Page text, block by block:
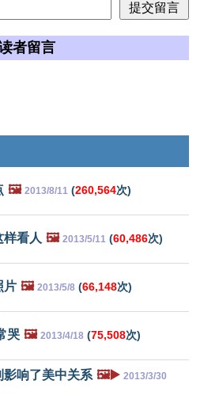
者留言
🖼️ 2013/8/11 (260,564次)
看人 🖼️ 2013/5/11 (60,486次)
片 🖼️ 2013/5/8 (66,148次)
哭 🖼️ 2013/4/18 (75,508次)
响了美中关系 🖼️▶️ 2013/3/30